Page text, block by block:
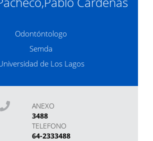
Odontóntologo
Semda
de Los Lagos
ANEXO
3488
TELEFONO
64-2333488